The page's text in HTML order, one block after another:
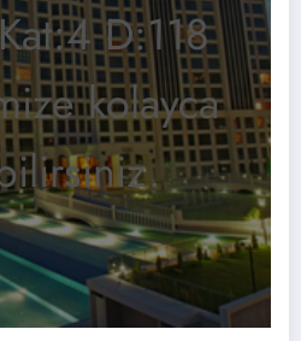
D:118
kolayca